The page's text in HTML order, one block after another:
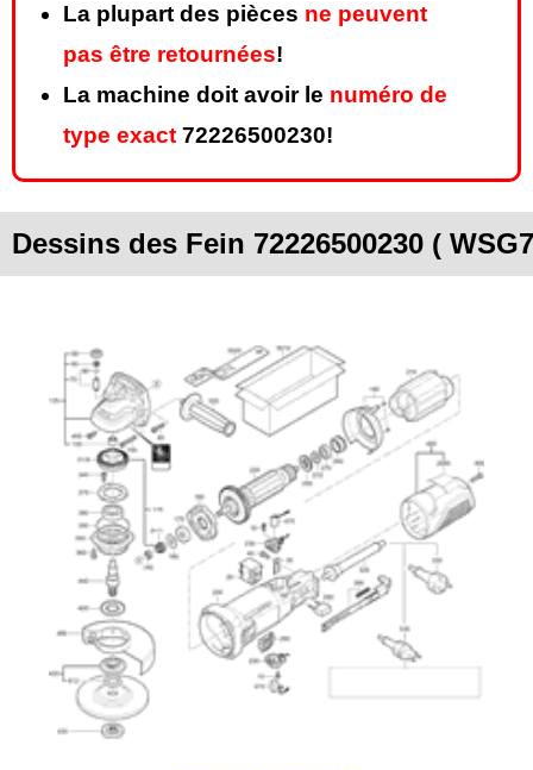
La plupart des pièces ne peuvent
pas être retournées!
La machine doit avoir le numéro de
type exact 72226500230!
Dessins des Fein 72226500230 (